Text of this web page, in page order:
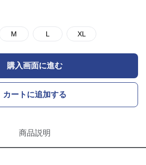
M L XL
購入画面に進む
カートに追加する
商品説明